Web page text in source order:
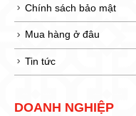
Chính sách bảo mật
Mua hàng ở đâu
Tin tức
DOANH NGHIỆP